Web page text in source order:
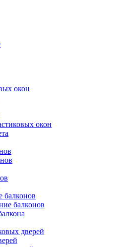
окон
окон
балконов
балконов
дверей